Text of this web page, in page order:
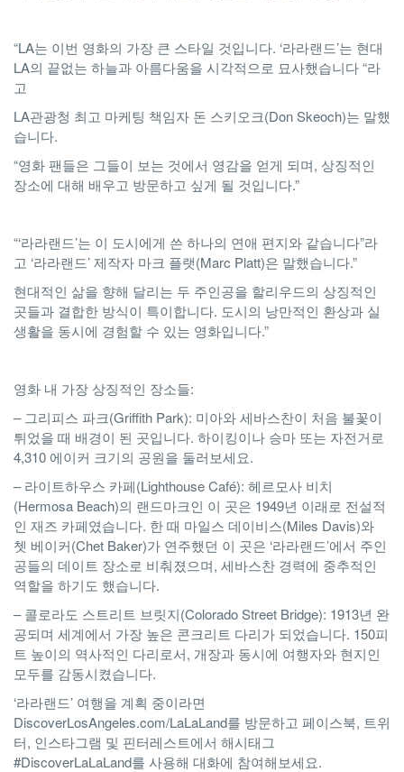
“LA는 이번 영화의 가장 큰 스타일 것입니다. ‘라라랜드’는 현대
LA의 끝없는 하늘과 아름다움을 시각적으로 묘사했습니다 “라
고
LA관광청 최고 마케팅 책임자 돈 스키오크(Don Skeoch)는 말했
습니다.
“영화 팬들은 그들이 보는 것에서 영감을 얻게 되며, 상징적인
장소에 대해 배우고 방문하고 싶게 될 것입니다.”
“‘라라랜드’는 이 도시에게 쓴 하나의 연애 편지와 같습니다”라
고 ‘라라랜드’ 제작자 마크 플랫(Marc Platt)은 말했습니다.”
현대적인 삶을 향해 달리는 두 주인공을 할리우드의 상징적인
곳들과 결합한 방식이 특이합니다. 도시의 낭만적인 환상과 실
생활을 동시에 경험할 수 있는 영화입니다.”
영화 내 가장 상징적인 장소들:
– 그리피스 파크(Griffith Park): 미아와 세바스찬이 처음 불꽃이
튀었을 때 배경이 된 곳입니다. 하이킹이나 승마 또는 자전거로
4,310 에이커 크기의 공원을 둘러보세요.
– 라이트하우스 카페(Lighthouse Café): 헤르모사 비치
(Hermosa Beach)의 랜드마크인 이 곳은 1949년 이래로 전설적
인 재즈 카페였습니다. 한 때 마일스 데이비스(Miles Davis)와
쳇 베이커(Chet Baker)가 연주했던 이 곳은 ‘라라랜드’에서 주인
공들의 데이트 장소로 비춰졌으며, 세바스찬 경력에 중추적인
역할을 하기도 했습니다.
– 콜로라도 스트리트 브릿지(Colorado Street Bridge): 1913년 완
공되며 세계에서 가장 높은 콘크리트 다리가 되었습니다. 150피
트 높이의 역사적인 다리로서, 개장과 동시에 여행자와 현지인
모두를 감동시켰습니다.
‘라라랜드’ 여행을 계획 중이라면
DiscoverLosAngeles.com/LaLaLand를 방문하고 페이스북, 트위
터, 인스타그램 및 핀터레스트에서 해시태그
#DiscoverLaLaLand를 사용해 대화에 참여해보세요.